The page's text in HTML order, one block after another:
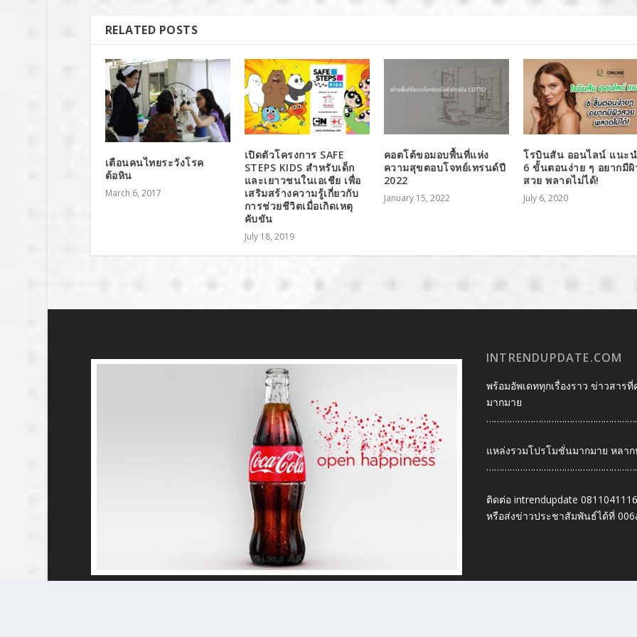
RELATED POSTS
เตือนคนไทยระวังโรค
ต้อหิน
March 6, 2017
เปิดตัวโครงการ SAFE
STEPS KIDS สำหรับเด็ก
และเยาวชนในเอเชีย เพื่อ
เสริมสร้างความรู้เกี่ยวกับ
การช่วยชีวิตเมื่อเกิดเหตุ
คับขัน
July 18, 2019
คอตโต้ขอมอบพื้นที่แห่ง
ความสุขตอบโจทย์เทรนด์ปี
2022
January 15, 2022
โรบินสัน ออนไลน์ แนะ
6 ขั้นตอนง่าย ๆ อยากมีผิ
สวย พลาดไม่ได้!
July 6, 2020
INTRENDUPDATE.COM
พร้อมอัพเดททุกเรื่องราว ข่าวสาร
มากมาย
แหล่งรวมโปรโมชั่นมากมาย หลา
ติดต่อ intrendupdate 0811041116
หรือส่งข่าวประชาสัมพันธ์ได้ที่